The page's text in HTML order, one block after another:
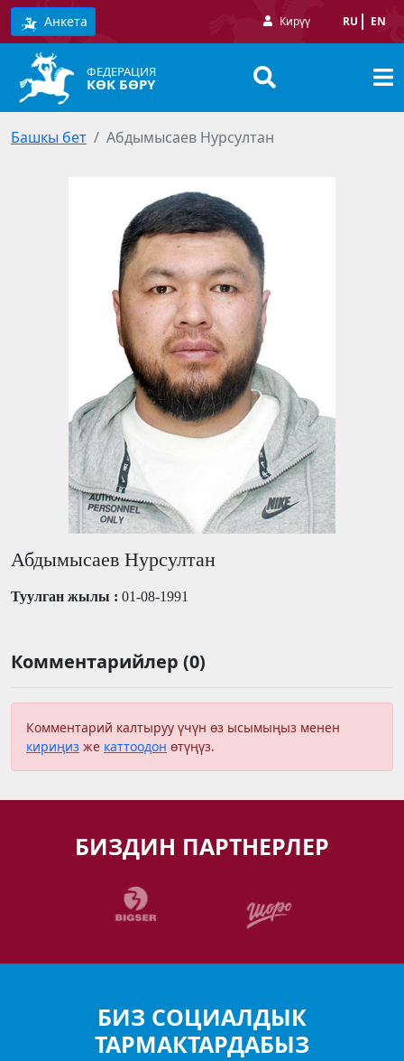
Анкета Кирүү RU EN
ФЕДЕРАЦИЯ
КӨК БӨРҮ
Башкы бет Абдымысаев Нурсултан
Абдымысаев Нурсултан
Туулган жылы : 01-08-1991
Комментарийлер (0)
Комментарий калтыруу үчүн өз ысымыңыз менен
кириңиз же каттоодон өтүңүз.
БИЗДИН ПАРТНЕРЛЕР
БИЗ СОЦИАЛДЫК
ТАРМАКТАРДАБЫЗ